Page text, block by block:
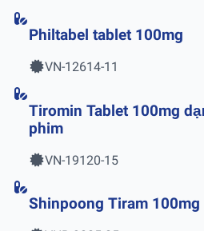
Philtabel tablet 100mg
VN-12614-11
Tiromin Tablet 100mg
phim
VN-19120-15
Shinpoong Tiram 100mg